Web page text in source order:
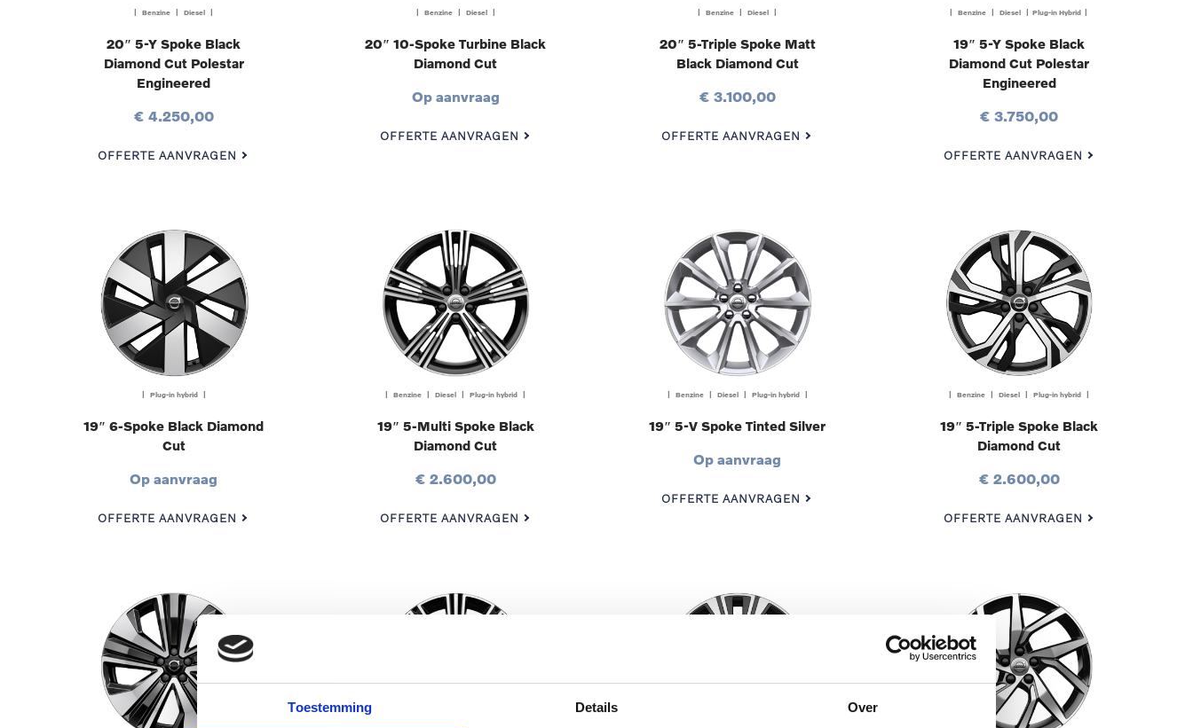
Toestemming Details Over
| Benzine | Diesel |
20″ 5-Y Spoke Black
Diamond Cut Polestar
Engineered
€ 4.250,00
OFFERTE AANVRAGEN
| Benzine | Diesel |
20″ 10-Spoke Turbine Black
Diamond Cut
Op aanvraag
OFFERTE AANVRAGEN
| Benzine | Diesel |
20″ 5-Triple Spoke Matt
Black Diamond Cut
€ 3.100,00
OFFERTE AANVRAGEN
| Benzine | Diesel | Plug-in Hybrid |
19″ 5-Y Spoke Black
Diamond Cut Polestar
Engineered
€ 3.750,00
OFFERTE AANVRAGEN
| Plug-in hybrid |
19″ 6-Spoke Black Diamond
Cut
Op aanvraag
OFFERTE AANVRAGEN
| Benzine | Diesel | Plug-in hybrid |
19″ 5-Multi Spoke Black
Diamond Cut
€ 2.600,00
OFFERTE AANVRAGEN
| Benzine | Diesel | Plug-in hybrid |
19″ 5-V Spoke Tinted Silver
Op aanvraag
OFFERTE AANVRAGEN
| Benzine | Diesel | Plug-in hybrid |
19″ 5-Triple Spoke Black
Diamond Cut
€ 2.600,00
OFFERTE AANVRAGEN